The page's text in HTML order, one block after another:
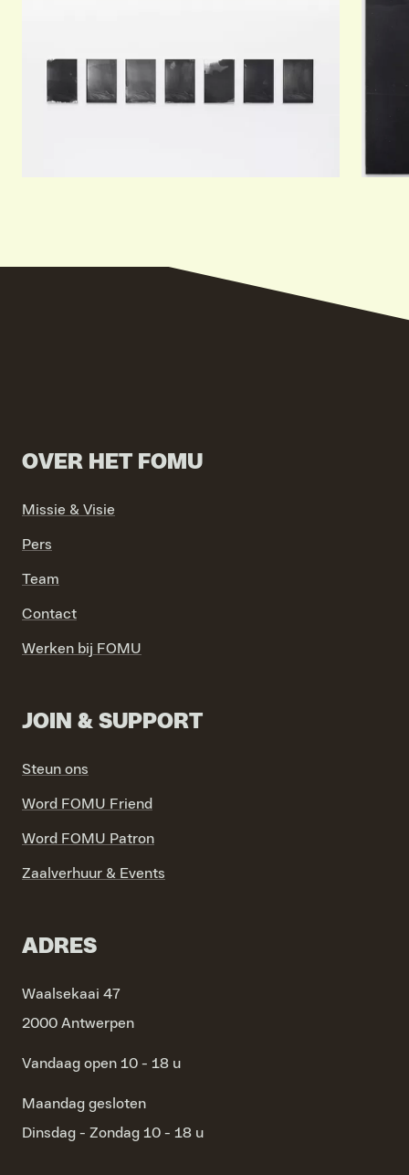
OVER HET FOMU
Missie & Visie
Pers
Team
Contact
Werken bij FOMU
JOIN & SUPPORT
Steun ons
Word FOMU Friend
Word FOMU Patron
Zaalverhuur & Events
ADRES
Waalsekaai 47
2000 Antwerpen
Vandaag open 10 - 18 u
Maandag gesloten
Dinsdag - Zondag 10 - 18 u